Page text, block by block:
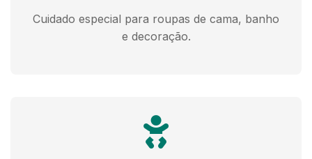
Cuidado especial para roupas de cama, banho
e decoração.